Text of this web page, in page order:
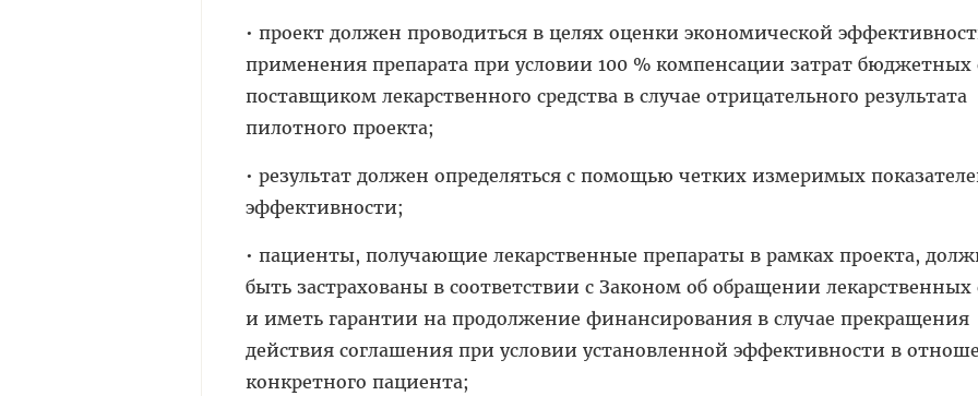
• проект должен проводиться в целях оценки экономической
применения препарата при условии 100 % компенсации затрат бюджетных
поставщиком лекарственного средства в случае отрицательного результата
пилотного проекта;
• результат должен определяться с помощью четких измеримых
эффективности;
• пациенты, получающие лекарственные препараты в рамках проекта,
быть застрахованы в соответствии с Законом об обращении лекарственных
и иметь гарантии на продолжение финансирования в случае прекращения
действия соглашения при условии установленной эффективности в
конкретного пациента;